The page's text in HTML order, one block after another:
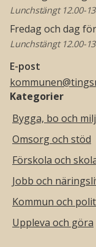
Lunchstängt 12.00-
Fredag och dag
Lunchstängt 12.00-
E-post
Kategorier
Bygga, bo och
Omsorg och stöd
Förskola och
Jobb och
Kommun och
Uppleva och göra